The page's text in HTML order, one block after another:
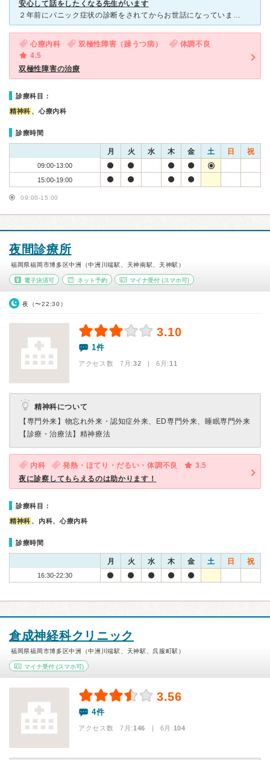
安心して話をしたくなる先生がいます
２年前にパニック症状の診断をされてからお世話になっています。 毎日薬を飲むのではなく、不安時に薬を飲むという治療なので、通院は一年に一回程度です。今は他県にいますが、帰省した際（26/2）に伺いまし
心療内科 双極性障害（躁うつ病）
体調不良
4.5
双極性障害の治療
診療科目：
精神科 、心療内科
診療時間
月 火 水 木 金 土 日 祝
09:00-13:00
15:00-19:00
09:00-15:00
夜間診療所
福岡県福岡市博多区中洲（中洲川端駅、天神南駅、天神駅）
電子決済可 ネット予約 マイナ受付 (スマホ可)
夜（〜22:30）
3.10
1件
アクセス数 7月:32 | 6月:11
精神科について
【専門外来】 物忘れ外来・認知症外来、ED専門外来、睡眠専門外来
【診療・治療法】 精神療法
内科 発熱・ほてり・だるい・体調不良
3.5
夜に診察してもらえるのは助かります！
診療科目：
精神科 、内科、心療内科
診療時間
月 火 水 木 金 土 日 祝
16:30-22:30
倉成神経科クリニック
福岡県福岡市博多区中洲（中洲川端駅、天神駅、呉服町駅）
マイナ受付 (スマホ可)
3.56
4件
アクセス数 7月:146 | 6月:104